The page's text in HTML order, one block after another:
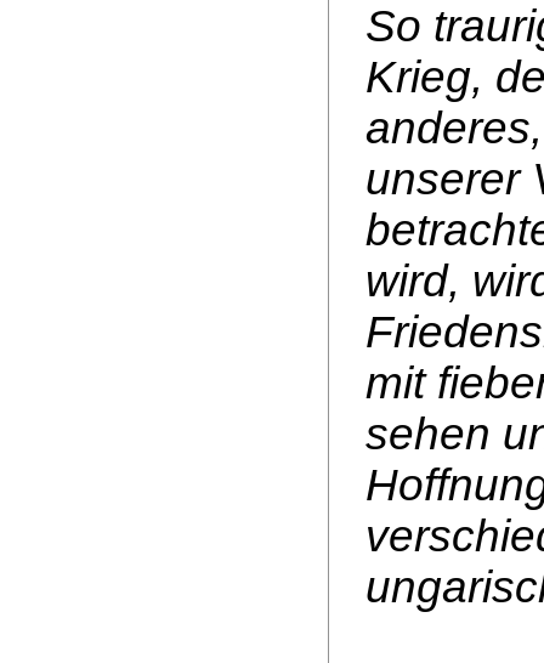
So
Krieg,
unserer
wird,
mit
sehen